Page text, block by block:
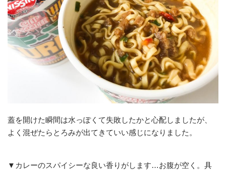
蓋を開けた瞬間は水っぽくて失敗したかと心配しましたが、
よく混ぜたらとろみが出てきていい感じになりました。
▼カレーのスパイシーな良い香りがします…お腹が空く。具